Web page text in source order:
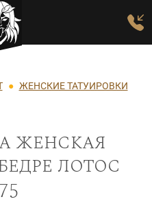
ЖЕНСКИЕ ТАТУИРОВКИ
женская
лотос